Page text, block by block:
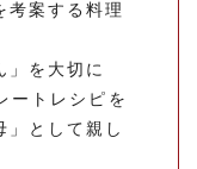
考案する料理
」を大切に
ートレシピを
」として親し